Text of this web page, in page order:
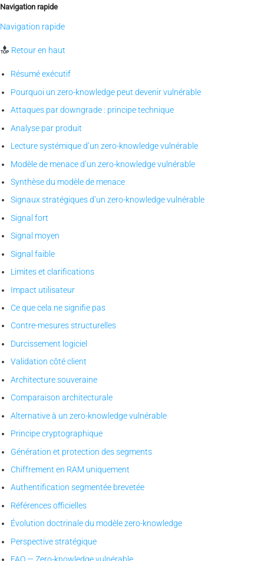
Navigation rapide
Navigation rapide
Retour en haut
Résumé exécutif
Pourquoi un zero-knowledge peut devenir vulnérable
Attaques par downgrade : principe technique
Analyse par produit
Lecture systémique d’un zero-knowledge vulnérable
Modèle de menace d’un zero-knowledge vulnérable
Synthèse du modèle de menace
Signaux stratégiques d’un zero-knowledge vulnérable
Signal fort
Signal moyen
Signal faible
Limites et clarifications
Impact utilisateur
Ce que cela ne signifie pas
Contre-mesures structurelles
Durcissement logiciel
Validation côté client
Architecture souveraine
Comparaison architecturale
Alternative à un zero-knowledge vulnérable
Principe cryptographique
Génération et protection des segments
Chiffrement en RAM uniquement
Authentification segmentée brevetée
Références officielles
Évolution doctrinale du modèle zero-knowledge
Perspective stratégique